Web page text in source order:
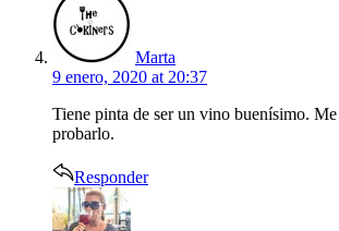
Marta
9 enero, 2020 at 20:37
Tiene pinta de ser un vino buenísimo.
probarlo.
Responder